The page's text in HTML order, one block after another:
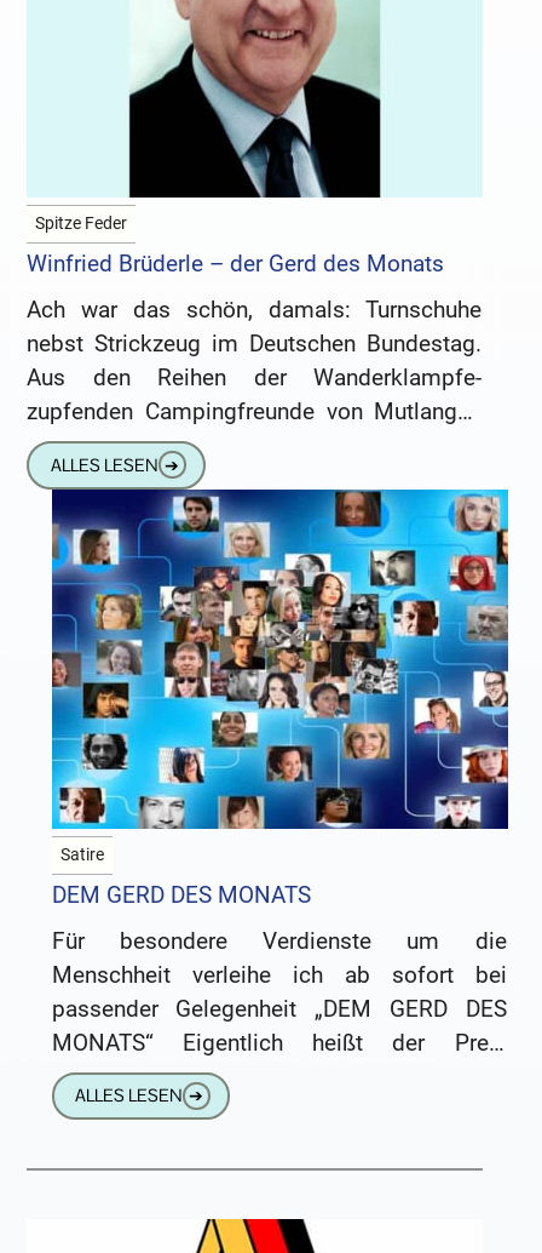
Spitze Feder
Winfried Brüderle – der Gerd des Monats
Ach war das schön, damals: Turnschuhe
nebst Strickzeug im Deutschen Bundestag.
Aus den Reihen der Wanderklampfe-
zupfenden Campingfreunde von Mutlangen
und Gorleben war eine neue Partei
erwachsen. So irgendwie links, Gentechnik-
frei,
ALLES LESEN ➔
Satire
DEM GERD DES MONATS
Für besondere Verdienste um die
Menschheit verleihe ich ab sofort bei
passender Gelegenheit „DEM GERD DES
MONATS“ Eigentlich heißt der Preis
„Schröder des Monats“, aber „DEM GERD“
finde ich schöner.
ALLES LESEN ➔